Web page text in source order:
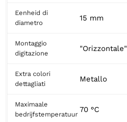
Eenheid di
diametro
15 mm
Montaggio
digitazione
"Orizzontale"
Extra colori
dettagliati
Metallo
Maximaale
bedrijfstemperatuur
70 °C